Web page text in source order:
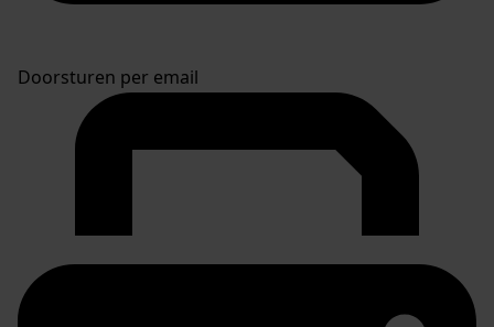
Doorsturen per email